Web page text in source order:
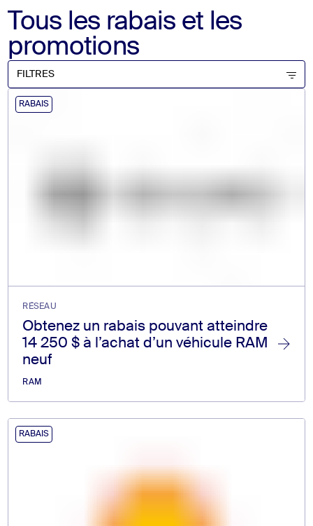
Tous les rabais et les
promotions
FILTRES
RABAIS
RÉSEAU
Obtenez un rabais pouvant atteindre
14 250 $ à l’achat d’un véhicule RAM
neuf
RAM
RABAIS